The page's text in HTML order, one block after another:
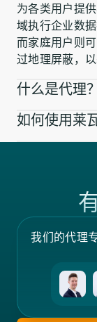
为各类用户提
域执行企业数
而家庭用户则
过地理屏蔽，
什么是代理？
如何使用莱
我们的代理